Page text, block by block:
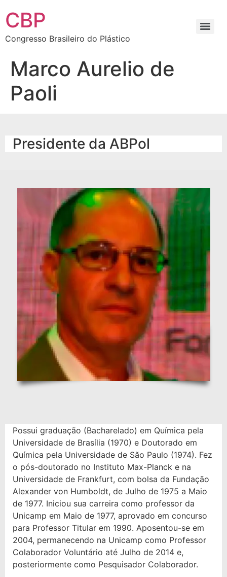
CBP
Congresso Brasileiro do Plástico
Marco Aurelio de
Paoli
Presidente da ABPol
Possui graduação (Bacharelado) em Química pela
Universidade de Brasília (1970) e Doutorado em
Química pela Universidade de São Paulo (1974). Fez
o pós-doutorado no Instituto Max-Planck e na
Universidade de Frankfurt, com bolsa da Fundação
Alexander von Humboldt, de Julho de 1975 a Maio
de 1977. Iniciou sua carreira como professor da
Unicamp em Maio de 1977, aprovado em concurso
para Professor Titular em 1990. Aposentou-se em
2004, permanecendo na Unicamp como Professor
Colaborador Voluntário até Julho de 2014 e,
posteriormente como Pesquisador Colaborador.